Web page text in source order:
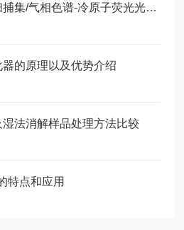
水质烷基汞的测定吹扫捕集/气相色谱-冷原子荧光光谱法
的原理以及优势介绍
法消解样品处理方法比较
特点和应用